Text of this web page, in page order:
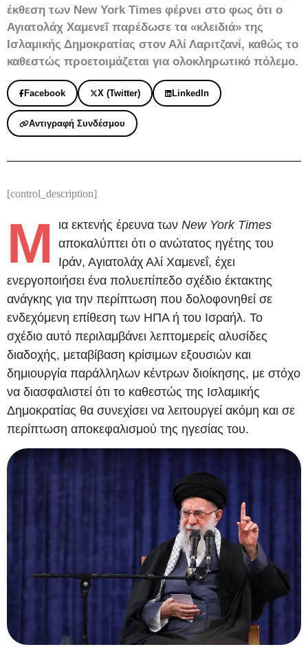
έκθεση των New York Times φέρνει στο φως ότι ο
Αγιατολάχ Χαμενεΐ παρέδωσε τα «κλειδιά» της
Ισλαμικής Δημοκρατίας στον Αλί Λαριτζανί, καθώς το
καθεστώς προετοιμάζεται για ολοκληρωτικό πόλεμο.
Facebook X (Twitter) LinkedIn
Αντιγραφή Συνδέσμου
[control_description]
Μ ια εκτενής έρευνα των New York Times
αποκαλύπτει ότι ο ανώτατος ηγέτης του
Ιράν, Αγιατολάχ Αλί Χαμενεΐ, έχει
ενεργοποιήσει ένα πολυεπίπεδο σχέδιο έκτακτης
ανάγκης για την περίπτωση που δολοφονηθεί σε
ενδεχόμενη επίθεση των ΗΠΑ ή του Ισραήλ. Το
σχέδιο αυτό περιλαμβάνει λεπτομερείς αλυσίδες
διαδοχής, μεταβίβαση κρίσιμων εξουσιών και
δημιουργία παράλληλων κέντρων διοίκησης, με στόχο
να διασφαλιστεί ότι το καθεστώς της Ισλαμικής
Δημοκρατίας θα συνεχίσει να λειτουργεί ακόμη και σε
περίπτωση αποκεφαλισμού της ηγεσίας του.